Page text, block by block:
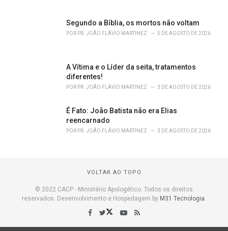
Segundo a Bíblia, os mortos não voltam
POR PR. JOÃO FLÁVIO MARTINEZ 5 DE AGOSTO DE 2026
A Vítima e o Líder da seita, tratamentos
diferentes!
POR PR. JOÃO FLÁVIO MARTINEZ 3 DE AGOSTO DE 2026
É Fato: João Batista não era Elias
reencarnado
POR PR. JOÃO FLÁVIO MARTINEZ 3 DE AGOSTO DE 2026
VOLTAR AO TOPO
© 2022 CACP - Ministério Apologético. Todos os direitos
reservados. Desenvolvimento e Hospedagem by M31 Tecnologia.